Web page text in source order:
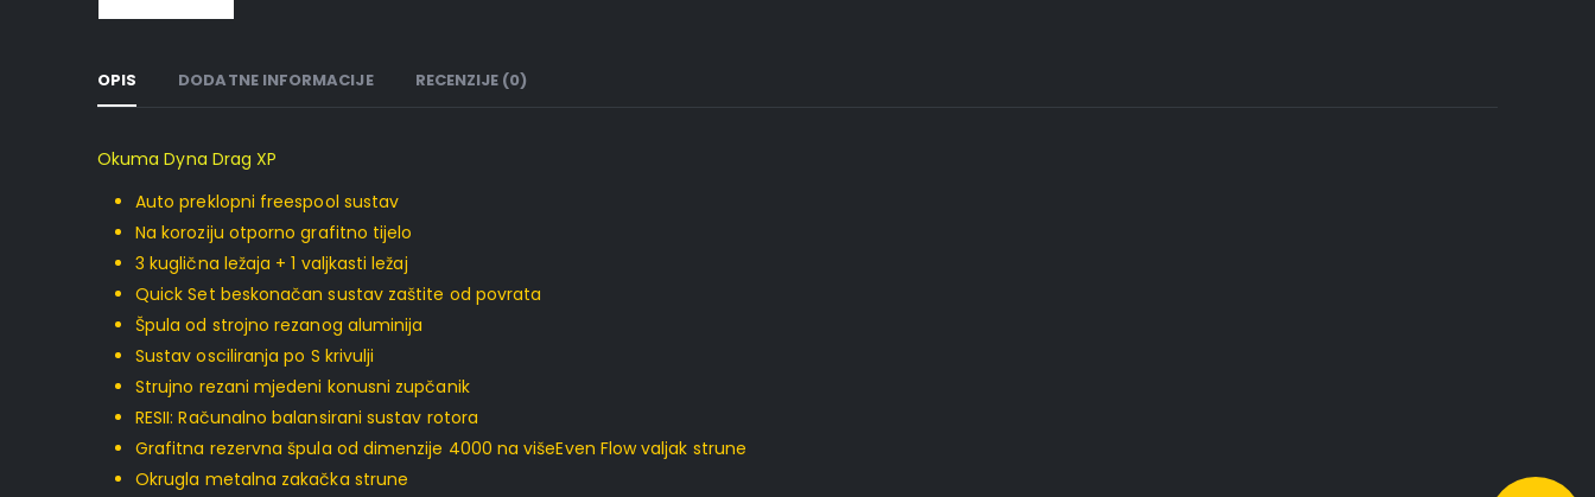
OPIS DODATNE INFORMACIJE RECENZIJE (0)
Okuma Dyna Drag XP
Auto preklopni freespool sustav
Na koroziju otporno grafitno tijelo
3 kuglična ležaja + 1 valjkasti ležaj
Quick Set beskonačan sustav zaštite od povrata
Špula od strojno rezanog aluminija
Sustav osciliranja po S krivulji
Strujno rezani mjedeni konusni zupčanik
RESII: Računalno balansirani sustav rotora
Grafitna rezervna špula od dimenzije 4000 na višeEven Flow valjak strune
Okrugla metalna zakačka strune